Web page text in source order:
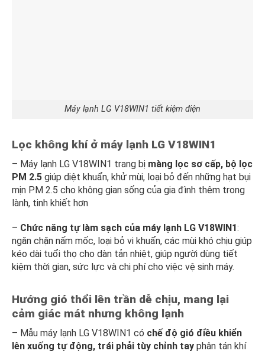
Máy lạnh LG V18WIN1 tiết kiệm điện
Lọc không khí ở máy lạnh LG V18WIN1
– Máy lạnh LG V18WIN1 trang bị màng lọc sơ cấp, bộ lọc
PM 2.5 giúp diệt khuẩn, khử mùi, loại bỏ đến những hạt bụi
mịn PM 2.5 cho không gian sống của gia đình thêm trong
lành, tinh khiết hơn
– Chức năng tự làm sạch của máy lạnh LG V18WIN1:
ngăn chặn nấm mốc, loại bỏ vi khuẩn, các mùi khó chịu giúp
kéo dài tuổi thọ cho dàn tản nhiệt, giúp người dùng tiết
kiệm thời gian, sức lực và chi phí cho việc vệ sinh máy.
Hướng gió thổi lên trần dễ chịu, mang lại
cảm giác mát nhưng không lạnh
– Mẫu máy lạnh LG V18WIN1 có chế độ gió điều khiển
lên xuống tự động, trái phải tùy chỉnh tay phân tán khí